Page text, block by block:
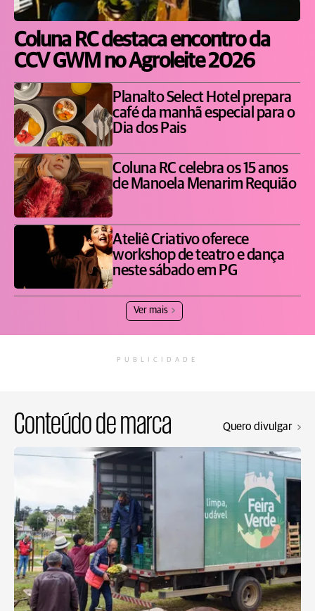
Coluna RC destaca encontro da
CCV GWM no Agroleite 2026
Planalto Select Hotel prepara
café da manhã especial para o
Dia dos Pais
Coluna RC celebra os 15 anos
de Manoela Menarim Requião
Ateliê Criativo oferece
workshop de teatro e dança
neste sábado em PG
Ver mais
PUBLICIDADE
Conteúdo de marca Quero divulgar